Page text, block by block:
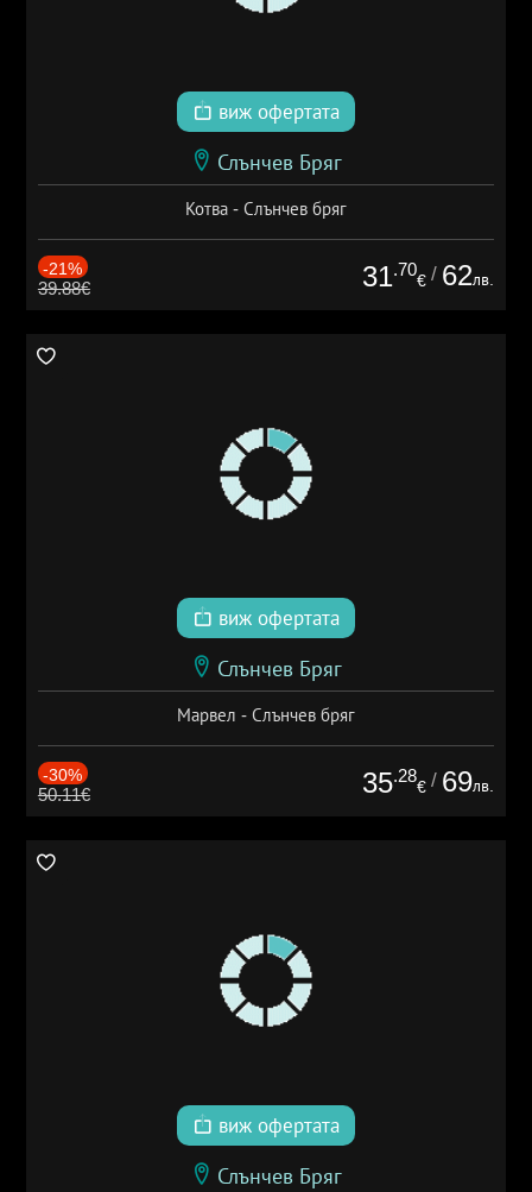
виж офертата
Слънчев Бряг
Котва - Слънчев бряг
-21%
39.88€ 31.70
€ / 62лв.
виж офертата
Слънчев Бряг
Марвел - Слънчев бряг
-30%
50.11€ 35.28
€ / 69лв.
виж офертата
Слънчев Бряг